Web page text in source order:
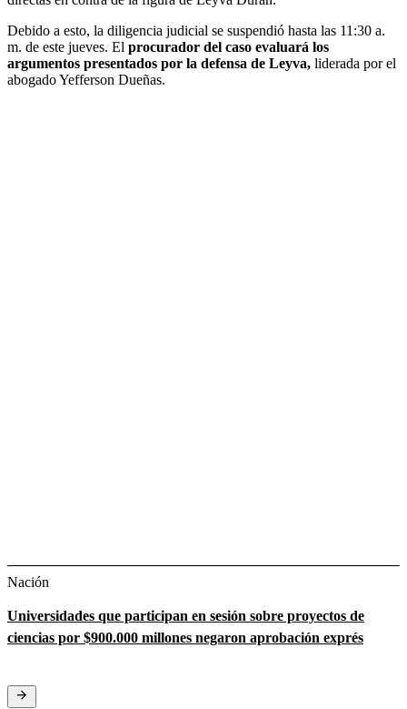
Debido a esto, la diligencia judicial se suspendió hasta las 11:30 a.
m. de este jueves. El procurador del caso evaluará los
argumentos presentados por la defensa de Leyva, liderada por el
abogado Yefferson Dueñas.
Nación
Universidades que participan en sesión sobre proyectos de
ciencias por $900.000 millones negaron aprobación exprés